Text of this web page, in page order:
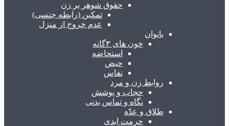
حقوق شوهر بر زن
تمکین (رابطه جنسی)
عدم خروج از منزل
بانوان
خون های ۳گانه
استحاضه
حیض
نفاس
روابط زن و مرد
حجاب و پوشش
نگاه و تماس بدنی
طلاق و عدّه
حرمت ابدی